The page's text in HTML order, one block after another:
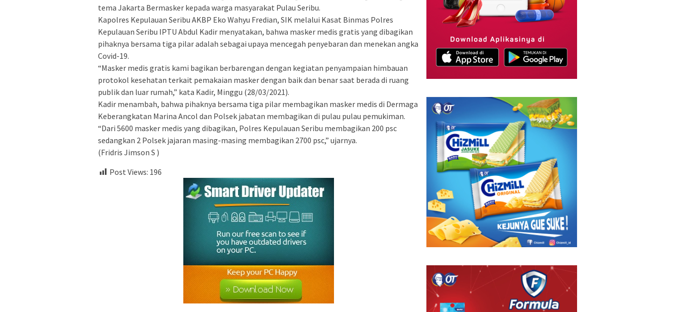
tema Jakarta Bermasker kepada warga masyarakat Pulau Seribu.
Kapolres Kepulauan Seribu AKBP Eko Wahyu Fredian, SIK melalui Kasat Binmas Polres
Kepulauan Seribu IPTU Abdul Kadir menyatakan, bahwa masker medis gratis yang dibagikan
pihaknya bersama tiga pilar adalah sebagai upaya mencegah penyebaran dan menekan angka
Covid-19.
“Masker medis gratis kami bagikan berbarengan dengan kegiatan penyampaian himbauan
protokol kesehatan terkait pemakaian masker dengan baik dan benar saat berada di ruang
publik dan luar rumah,” kata Kadir, Minggu (28/03/2021).
Kadir menambah, bahwa pihaknya bersama tiga pilar membagikan masker medis di Dermaga
Keberangkatan Marina Ancol dan Polsek jabatan membagikan di pulau pulau pemukiman.
“Dari 5600 masker medis yang dibagikan, Polres Kepulauan Seribu membagikan 200 psc
sedangkan 2 Polsek jajaran masing-masing membagikan 2700 psc,” ujarnya.
(Fridris Jimson S )
Post Views: 196